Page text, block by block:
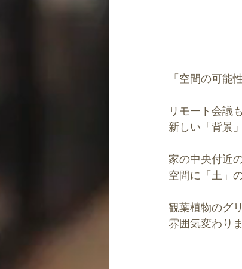
「空間の可能
リモート会議
新しい「背景
家の中央付近
空間に「土」
観葉植物のグ
雰囲気変わり